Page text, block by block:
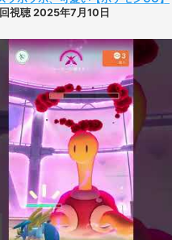
視聴 2025年7月10日